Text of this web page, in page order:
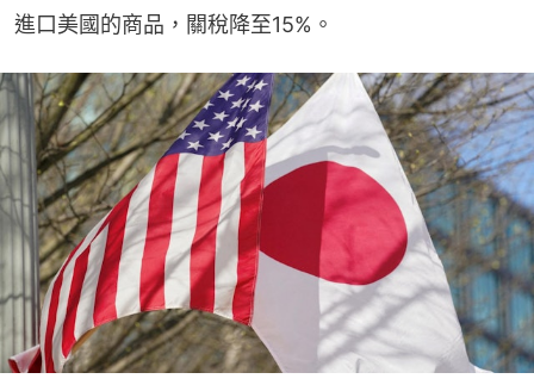
進口美國的商品，關稅降至15%。